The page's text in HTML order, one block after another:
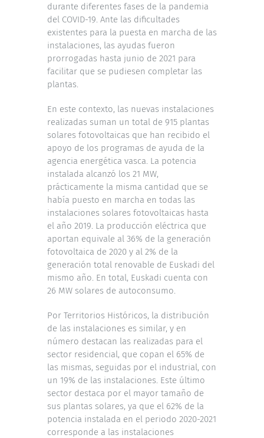
durante diferentes fases de la pandemia
del COVID-19. Ante las dificultades
existentes para la puesta en marcha de las
instalaciones, las ayudas fueron
prorrogadas hasta junio de 2021 para
facilitar que se pudiesen completar las
plantas.
En este contexto, las nuevas instalaciones
realizadas suman un total de 915 plantas
solares fotovoltaicas que han recibido el
apoyo de los programas de ayuda de la
agencia energética vasca. La potencia
instalada alcanzó los 21 MW,
prácticamente la misma cantidad que se
había puesto en marcha en todas las
instalaciones solares fotovoltaicas hasta
el año 2019. La producción eléctrica que
aportan equivale al 36% de la generación
fotovoltaica de 2020 y al 2% de la
generación total renovable de Euskadi del
mismo año. En total, Euskadi cuenta con
26 MW solares de autoconsumo.
Por Territorios Históricos, la distribución
de las instalaciones es similar, y en
número destacan las realizadas para el
sector residencial, que copan el 65% de
las mismas, seguidas por el industrial, con
un 19% de las instalaciones. Este último
sector destaca por el mayor tamaño de
sus plantas solares, ya que el 62% de la
potencia instalada en el periodo 2020-2021
corresponde a las instalaciones